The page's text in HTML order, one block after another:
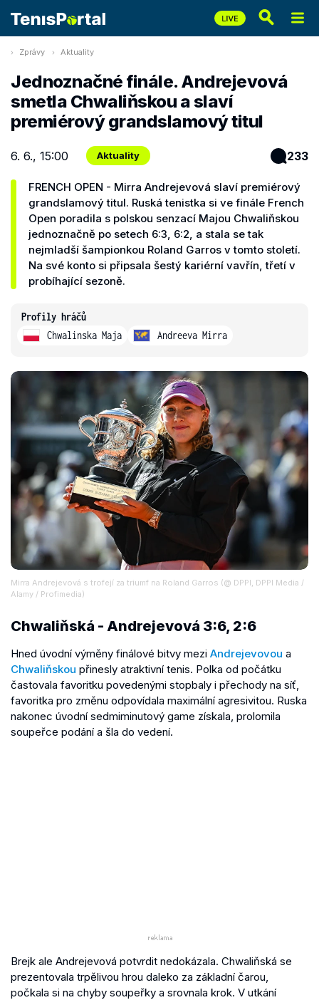
Zprávy Aktuality
Jednoznačné finále. Andrejevová
smetla Chwaliňskou a slaví
premiérový grandslamový titul
6. 6., 15:00 Aktuality 233
FRENCH OPEN - Mirra Andrejevová slaví premiérový
grandslamový titul. Ruská tenistka si ve finále French
Open poradila s polskou senzací Majou Chwaliňskou
jednoznačně po setech 6:3, 6:2, a stala se tak
nejmladší šampionkou Roland Garros v tomto století.
Na své konto si připsala šestý kariérní vavřín, třetí v
probíhající sezoně.
Profily hráčů
Chwalinska Maja
Andreeva Mirra
Mirra Andrejevová s trofejí za triumf na Roland Garros (@ DPPI, DPPI Media /
Alamy / Profimedia)
Chwaliňská - Andrejevová 3:6, 2:6
Hned úvodní výměny finálové bitvy mezi Andrejevovou a
Chwaliňskou přinesly atraktivní tenis. Polka od počátku
častovala favoritku povedenými stopbaly i přechody na síť,
favoritka pro změnu odpovídala maximální agresivitou. Ruska
nakonec úvodní sedmiminutový game získala, prolomila
soupeřce podání a šla do vedení.
Brejk ale Andrejevová potvrdit nedokázala. Chwaliňská se
prezentovala trpělivou hrou daleko za základní čarou,
počkala si na chyby soupeřky a srovnala krok. V utkání